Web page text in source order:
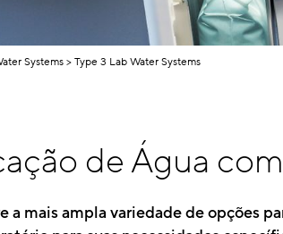
Systems Type 3 Lab Water Systems
de Água
a mais ampla variedade de opções